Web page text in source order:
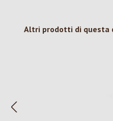
Salta la galleria dei
Altri prodotti di questa